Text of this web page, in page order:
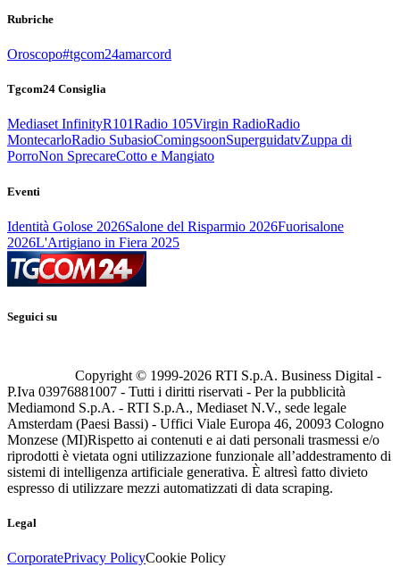
Rubriche
Oroscopo#tgcom24amarcord
Tgcom24 Consiglia
Mediaset InfinityR101Radio 105Virgin RadioRadio
MontecarloRadio SubasioComingsoonSuperguidatvZuppa di
PorroNon SprecareCotto e Mangiato
Eventi
Identità Golose 2026Salone del Risparmio 2026Fuorisalone
2026L'Artigiano in Fiera 2025
Seguici su
Copyright © 1999-2026 RTI S.p.A. Business Digital -
P.Iva 03976881007 - Tutti i diritti riservati - Per la pubblicità
Mediamond S.p.A. - RTI S.p.A., Mediaset N.V., sede legale
Amsterdam (Paesi Bassi) - Uffici Viale Europa 46, 20093 Cologno
Monzese (MI)Rispetto ai contenuti e ai dati personali trasmessi e/o
riprodotti è vietata ogni utilizzazione funzionale all’addestramento di
sistemi di intelligenza artificiale generativa. È altresì fatto divieto
espresso di utilizzare mezzi automatizzati di data scraping.
Legal
CorporatePrivacy PolicyCookie Policy